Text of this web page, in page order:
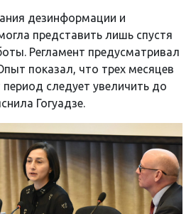
дезинформации и
представить лишь спустя
Регламент предусматривал
показал, что трех месяцев
следует увеличить до
Гогуадзе.